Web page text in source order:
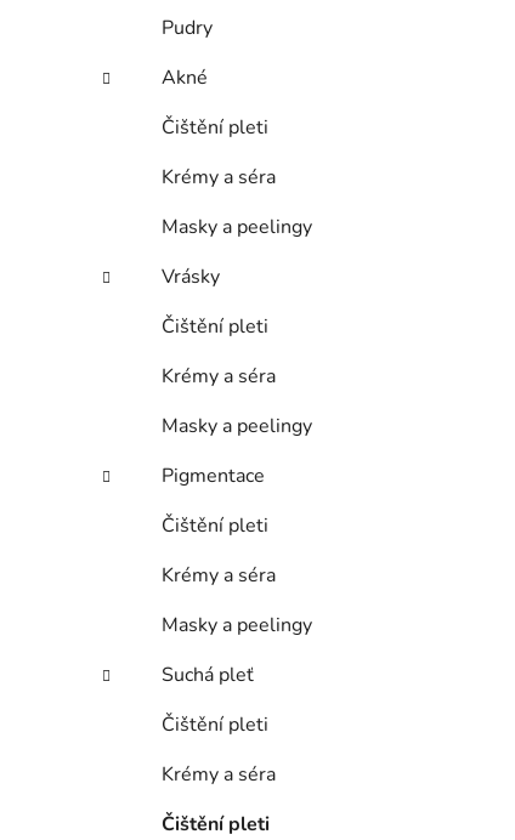
Pudry
Akné
Čištění pleti
Krémy a séra
Masky a peelingy
Vrásky
Čištění pleti
Krémy a séra
Masky a peelingy
Pigmentace
Čištění pleti
Krémy a séra
Masky a peelingy
Suchá pleť
Čištění pleti
Krémy a séra
Čištění pleti